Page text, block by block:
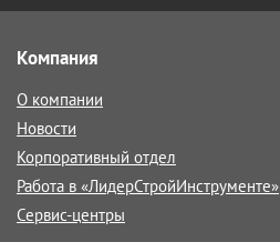
Компания
О компании
Новости
Корпоративный отдел
Работа в «ЛидерСтройИнструменте»
Сервис-центры